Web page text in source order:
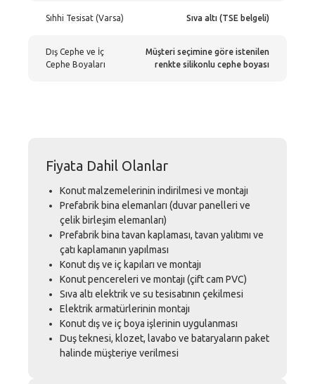
Sıhhi Tesisat (Varsa) Sıva altı (TSE belgeli)
Dış Cephe ve İç
Cephe Boyaları
Müşteri seçimine göre istenilen
renkte silikonlu cephe boyası
Fiyata Dahil Olanlar
Konut malzemelerinin indirilmesi ve montajı
Prefabrik bina elemanları (duvar panelleri ve
çelik birleşim elemanları)
Prefabrik bina tavan kaplaması, tavan yalıtımı ve
çatı kaplamanın yapılması
Konut dış ve iç kapıları ve montajı
Konut pencereleri ve montajı (çift cam PVC)
Sıva altı elektrik ve su tesisatının çekilmesi
Elektrik armatürlerinin montajı
Konut dış ve iç boya işlerinin uygulanması
Duş teknesi, klozet, lavabo ve bataryaların paket
halinde müşteriye verilmesi